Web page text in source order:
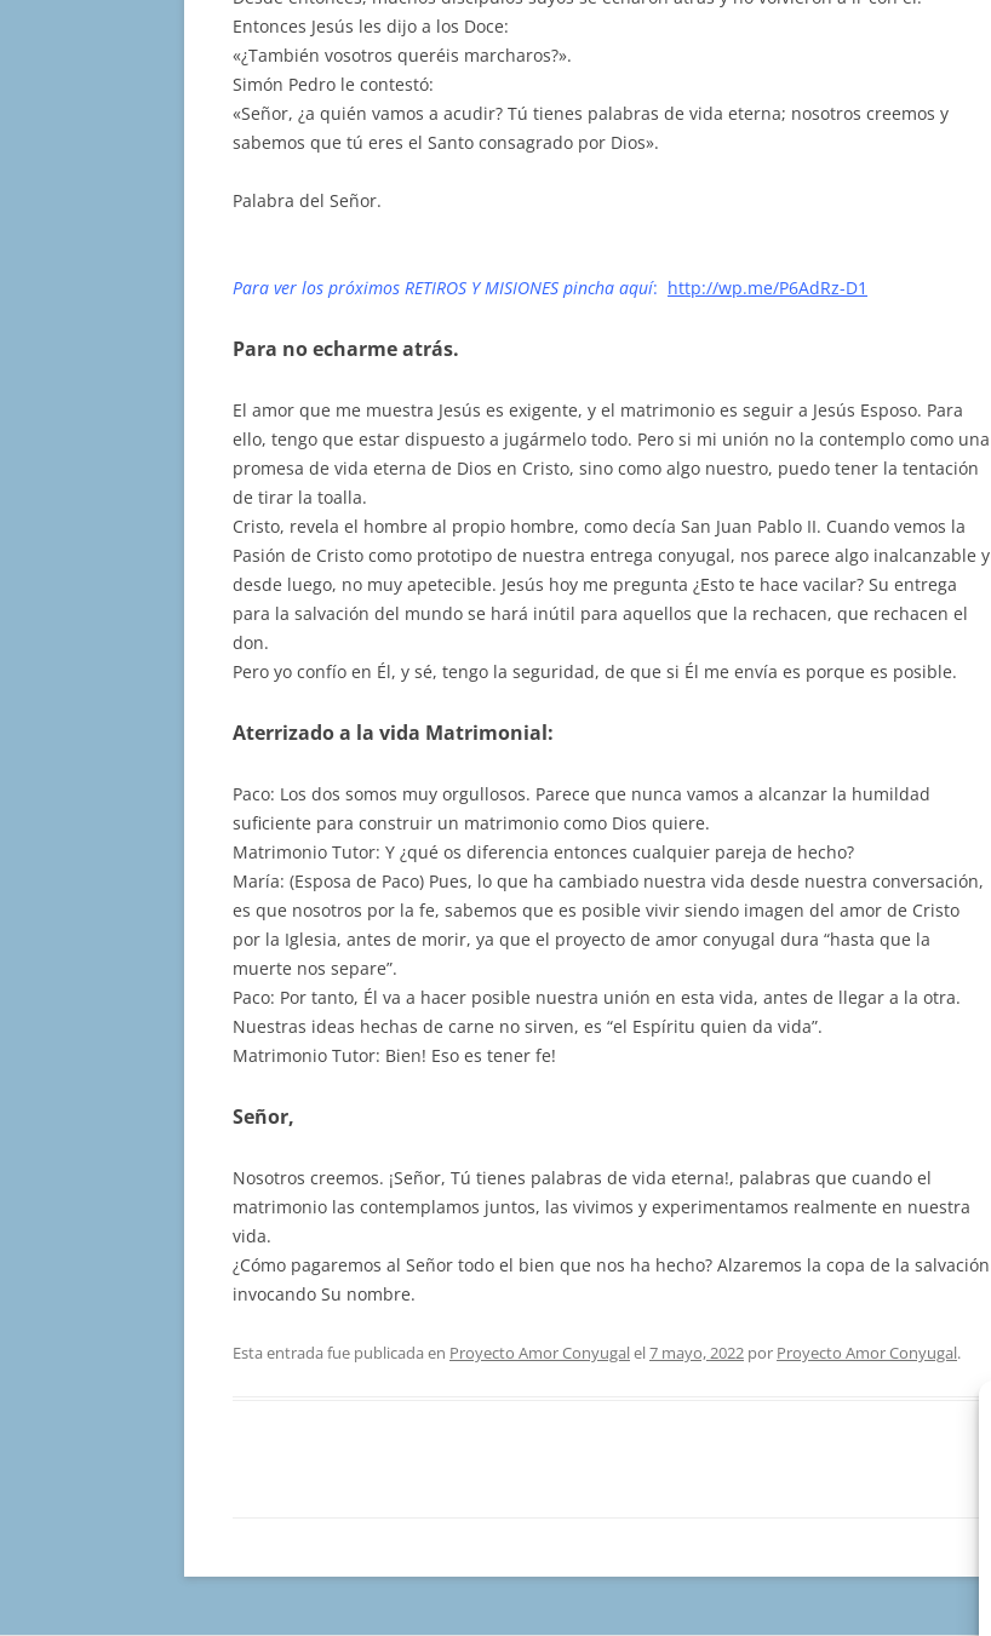
Entonces Jesús les dijo a los Doce:
«¿También vosotros queréis marcharos?».
Simón Pedro le contestó:
«Señor, ¿a quién vamos a acudir? Tú tienes palabras de vida eterna; nosotros creemos y
sabemos que tú eres el Santo consagrado por Dios».
Palabra del Señor.
Para ver los próximos RETIROS Y MISIONES pincha aquí: http://wp.me/P6AdRz-D1
Para no echarme atrás.
El amor que me muestra Jesús es exigente, y el matrimonio es seguir a Jesús Esposo. Para
ello, tengo que estar dispuesto a jugármelo todo. Pero si mi unión no la contemplo como una
promesa de vida eterna de Dios en Cristo, sino como algo nuestro, puedo tener la tentación
de tirar la toalla.
Cristo, revela el hombre al propio hombre, como decía San Juan Pablo II. Cuando vemos la
Pasión de Cristo como prototipo de nuestra entrega conyugal, nos parece algo inalcanzable y
desde luego, no muy apetecible. Jesús hoy me pregunta ¿Esto te hace vacilar? Su entrega
para la salvación del mundo se hará inútil para aquellos que la rechacen, que rechacen el
don.
Pero yo confío en Él, y sé, tengo la seguridad, de que si Él me envía es porque es posible.
Aterrizado a la vida Matrimonial:
Paco: Los dos somos muy orgullosos. Parece que nunca vamos a alcanzar la humildad
suficiente para construir un matrimonio como Dios quiere.
Matrimonio Tutor: Y ¿qué os diferencia entonces cualquier pareja de hecho?
María: (Esposa de Paco) Pues, lo que ha cambiado nuestra vida desde nuestra conversación,
es que nosotros por la fe, sabemos que es posible vivir siendo imagen del amor de Cristo
por la Iglesia, antes de morir, ya que el proyecto de amor conyugal dura “hasta que la
muerte nos separe”.
Paco: Por tanto, Él va a hacer posible nuestra unión en esta vida, antes de llegar a la otra.
Nuestras ideas hechas de carne no sirven, es “el Espíritu quien da vida”.
Matrimonio Tutor: Bien! Eso es tener fe!
Señor,
Nosotros creemos. ¡Señor, Tú tienes palabras de vida eterna!, palabras que cuando el
matrimonio las contemplamos juntos, las vivimos y experimentamos realmente en nuestra
vida.
¿Cómo pagaremos al Señor todo el bien que nos ha hecho? Alzaremos la copa de la salvación
invocando Su nombre.
Esta entrada fue publicada en Proyecto Amor Conyugalel7 mayo, 2022 por Proyecto Amor Conyugal.